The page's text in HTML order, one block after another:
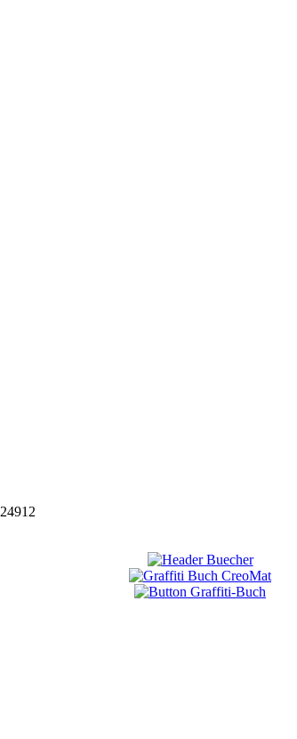
24912